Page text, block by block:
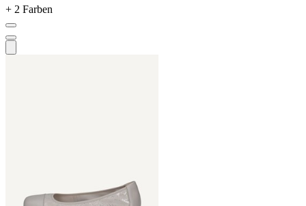
+ 2 Farben